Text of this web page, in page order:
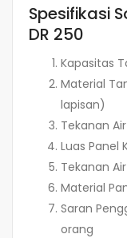
Spesifikasi
DR 250
Kapasitas
Material
lapisan)
Tekanan
Luas Panel
Tekanan
Material
Saran
orang